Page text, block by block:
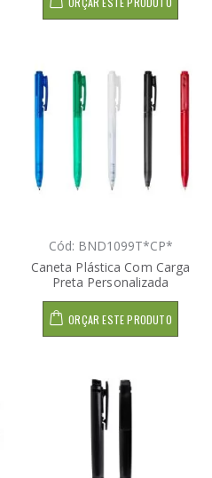
Cód: BND1099T*CP*
Caneta Plástica Com Carga
Preta Personalizada
ORÇAR ESTE PRODUTO